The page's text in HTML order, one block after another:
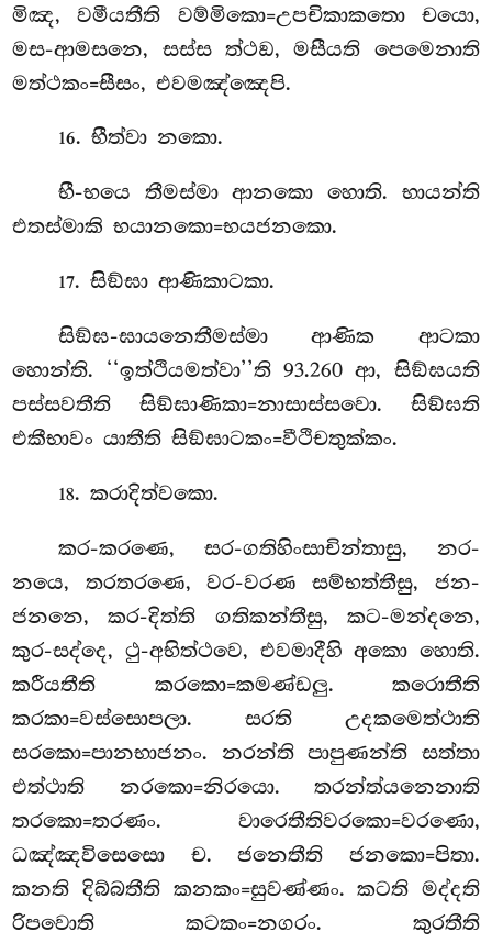
මිඤ, වමීයතීති වම්මිකො=උපචිකාකතො චයො,
මස-ආමසනෙ, සස්ස ත්ථඞ, මසීයති පෙමෙනාති
මත්ථකං=සීසං, එවමඤ්ඤෙපි.
16. භීත්වා නකො.
භී-භයෙ තීමස්මා ආනකො හොති. භායන්ති
එතස්මාකි භයානකො=භයජනකො.
17. සිඞ්ඝා ආණිකාටකා.
සිඞ්ඝ-ඝායනෙතීමස්මා ආණික ආටකා
හොන්ති. ‘‘ඉත්ථියමත්වා’’ති 93.260 ආ, සිඞ්ඝයති
පස්සවතීති සිඞ්ඝාණිකා=නාසාස්සවො. සිඞ්ඝති
එකීභාවං යාතීති සිඞ්ඝාටකං=වීථිචතුක්කං.
18. කරාදිත්වකො.
කර-කරණෙ, සර-ගතිහිංසාචින්තාසු, නර-
නයෙ, තරතරණෙ, වර-වරණ සම්භත්තීසු, ජන-
ජනනෙ, කර-දිත්ති ගතිකන්තීසු, කට-මන්දනෙ,
කුර-සද්දෙ, ථු-අභිත්ථවෙ, එවමාදීහි අකො හොති.
කරීයතීති කරකො=කමණ්ඩලු. කරොතීති
කරකා=වස්සොපලා. සරති උදකමෙත්ථාති
සරකො=පානභාජනං. නරන්ති පාපුණන්ති සත්තා
එත්ථාති නරකො=නිරයො. තරන්ත්යනෙනාති
තරකො=තරණං. වාරෙතීතිවරකො=වරණො,
ධඤ්ඤවිසෙසො ච. ජනෙතීති ජනකො=පිතා.
කනති දිබ්බතීති කනකං=සුවණ්ණං. කටති මද්දති
රිපවොති කටකං=නගරං. කුරතීති